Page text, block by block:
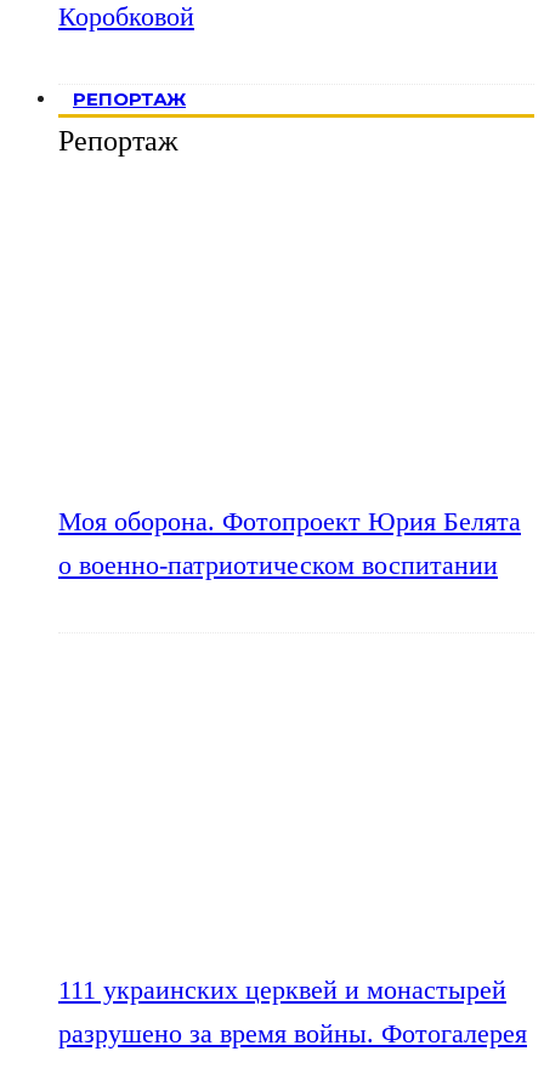
Коробковой
РЕПОРТАЖ
Репортаж
Моя оборона. Фотопроект Юрия Белята
о военно-патриотическом воспитании
111 украинских церквей и монастырей
разрушено за время войны. Фотогалерея